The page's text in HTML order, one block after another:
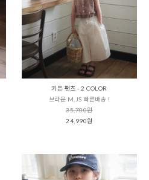
키튼 팬츠 - 2 COLOR
브라운 M,JS 빠른배송 !
35,700원
24,990원